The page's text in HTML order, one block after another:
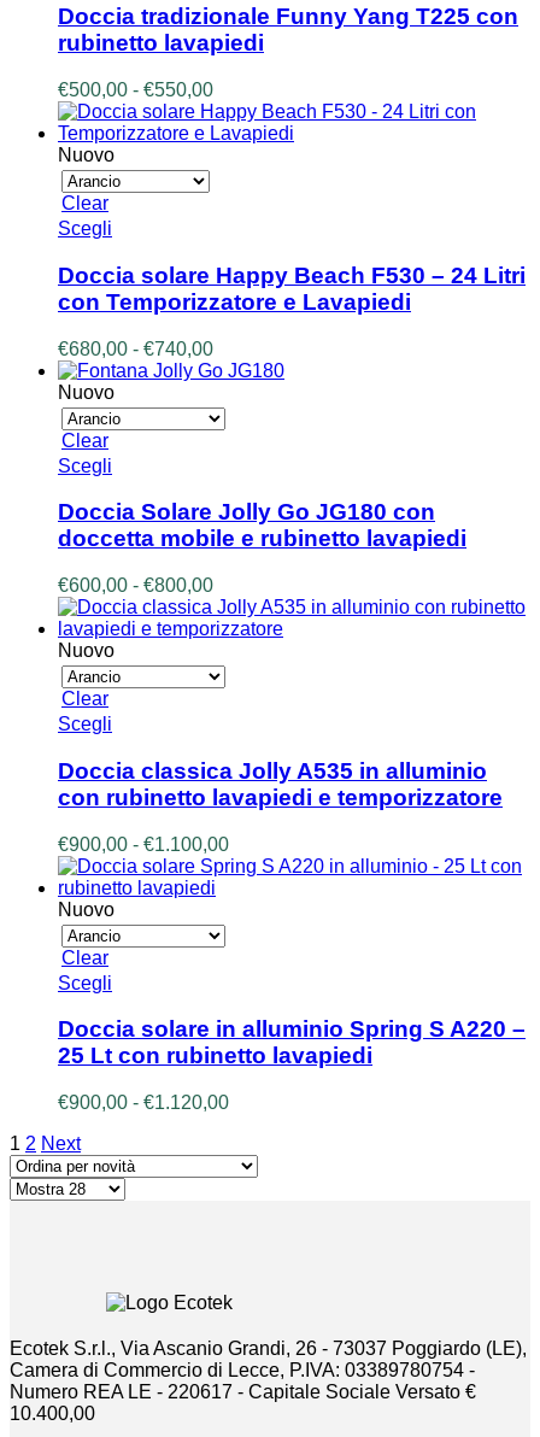
del
prodotto
ha
più
varianti.
Le
opzioni
possono
essere
scelte
nella
Doccia tradizionale Funny Yang T225 con
rubinetto lavapiedi
€500,00 - €550,00Fascia
di
prezzo:
Nuovo
Clear
Scegli
ha
più
varianti.
opzioni
possono
essere
scelte
prodotto
Doccia solare Happy Beach F530 – 24 Litri
con Temporizzatore e Lavapiedi
€680,00 - €740,00Fascia
di
da
€680,00
Nuovo
Clear
Scegli
ha
più
varianti.
Le
opzioni
possono
essere
scelte
nella
Doccia Solare Jolly Go JG180 con
doccetta mobile e rubinetto lavapiedi
€600,00 - €800,00Fascia
di
prezzo:
€600,00
a
Nuovo
Clear
Scegli
ha
più
varianti.
opzioni
possono
essere
scelte
nella
Doccia classica Jolly A535 in alluminio
con rubinetto lavapiedi e temporizzatore
€900,00 - €1.100,00Fascia
di
Nuovo
Clear
Scegli
ha
più
varianti.
Le
opzioni
essere
scelte
nella
Doccia solare in alluminio Spring S A220 –
25 Lt con rubinetto lavapiedi
€900,00 - €1.120,00Fascia
da
1 2 Next
Ecotek S.r.l., Via Ascanio Grandi, 26 - 73037 Poggiardo (LE),
Camera di Commercio di Lecce, P.IVA: 03389780754 -
Numero REA LE - 220617 - Capitale Sociale Versato €
10.400,00